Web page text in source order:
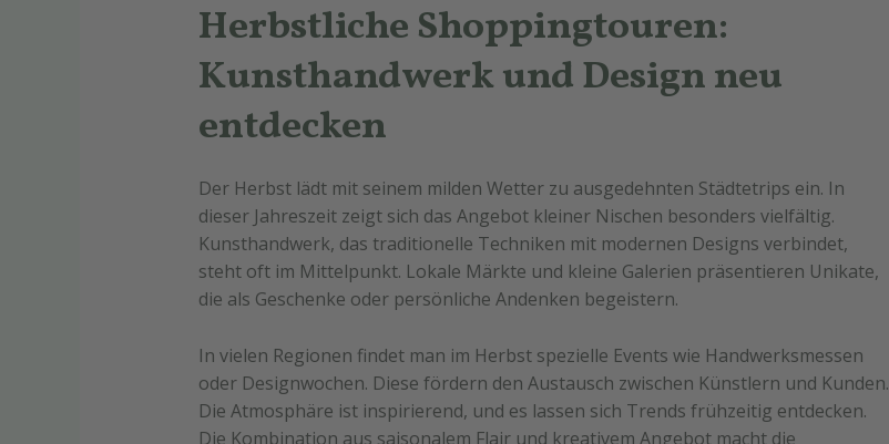
Herbstliche Shoppingtouren:
Kunsthandwerk und Design neu
entdecken
Der Herbst lädt mit seinem milden Wetter zu ausgedehnten Städtetrips ein. In
dieser Jahreszeit zeigt sich das Angebot kleiner Nischen besonders vielfältig.
Kunsthandwerk, das traditionelle Techniken mit modernen Designs verbindet,
steht oft im Mittelpunkt. Lokale Märkte und kleine Galerien präsentieren Unikate,
die als Geschenke oder persönliche Andenken begeistern.
In vielen Regionen findet man im Herbst spezielle Events wie Handwerksmessen
oder Designwochen. Diese fördern den Austausch zwischen Künstlern und Kunden.
Die Atmosphäre ist inspirierend, und es lassen sich Trends frühzeitig entdecken.
Die Kombination aus saisonalem Flair und kreativem Angebot macht die